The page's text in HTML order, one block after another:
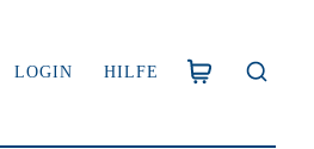
LOGIN HILFE